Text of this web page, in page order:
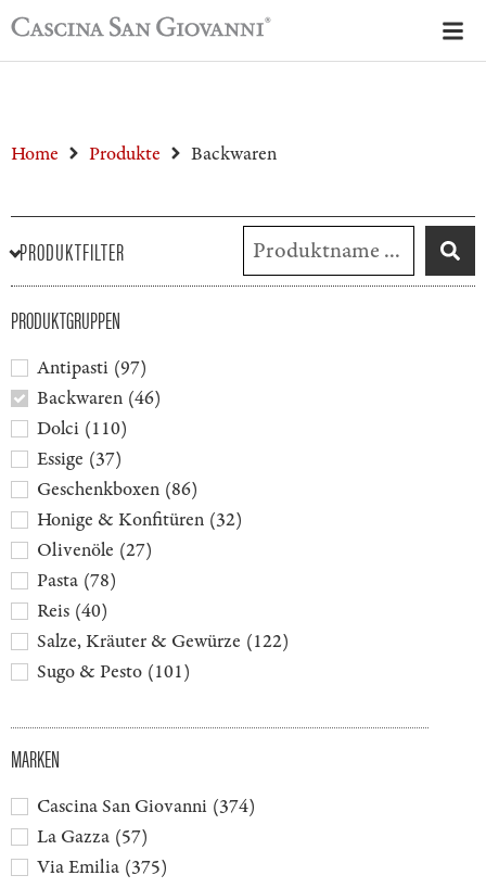
Home Produkte Backwaren
PRODUKTFILTER
PRODUKTGRUPPEN
Antipasti (97)
Backwaren (46)
Dolci (110)
Essige (37)
Geschenkboxen (86)
Honige & Konfitüren (32)
Olivenöle (27)
Pasta (78)
Reis (40)
Salze, Kräuter & Gewürze (122)
Sugo & Pesto (101)
MARKEN
Cascina San Giovanni (374)
La Gazza (57)
Via Emilia (375)